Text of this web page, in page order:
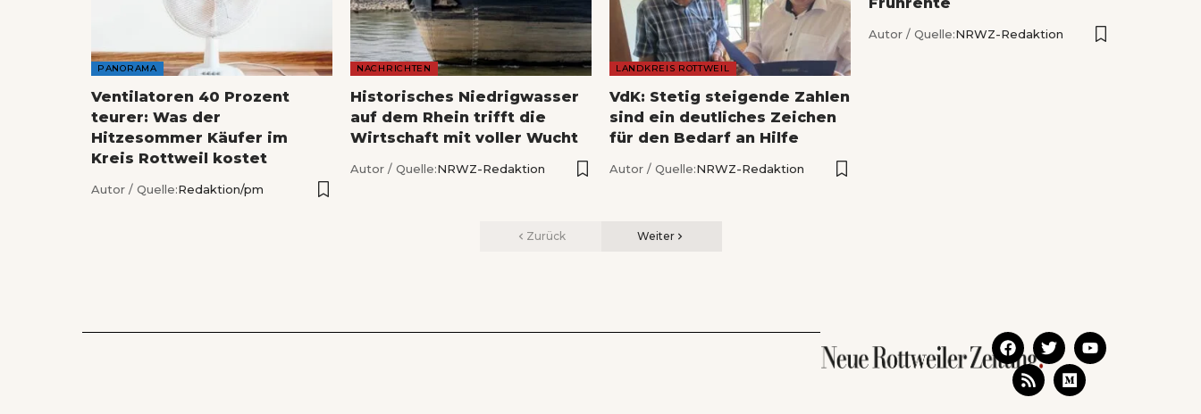
PANORAMA
Ventilatoren 40 Prozent
teurer: Was der
Hitzesommer Käufer im
Kreis Rottweil kostet
Autor / Quelle:Redaktion/pm
NACHRICHTEN
Historisches Niedrigwasser
auf dem Rhein trifft die
Wirtschaft mit voller Wucht
Autor / Quelle:NRWZ-Redaktion
LANDKREIS ROTTWEIL
VdK: Stetig steigende Zahlen
sind ein deutliches Zeichen
für den Bedarf an Hilfe
Autor / Quelle:NRWZ-Redaktion
Frührente
Autor / Quelle:NRWZ-Redaktion
Zurück Weiter